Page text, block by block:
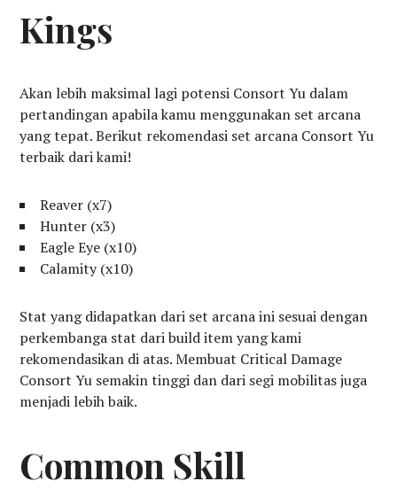
Kings
Akan lebih maksimal lagi potensi Consort Yu dalam
pertandingan apabila kamu menggunakan set arcana
yang tepat. Berikut rekomendasi set arcana Consort Yu
terbaik dari kami!
Reaver (x7)
Hunter (x3)
Eagle Eye (x10)
Calamity (x10)
Stat yang didapatkan dari set arcana ini sesuai dengan
perkembanga stat dari build item yang kami
rekomendasikan di atas. Membuat Critical Damage
Consort Yu semakin tinggi dan dari segi mobilitas juga
menjadi lebih baik.
Common Skill